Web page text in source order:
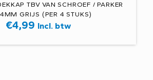
TBV VAN SCHROEF / PARKER
GRIJS (PER 4 STUKS)
€4,99 Incl. btw